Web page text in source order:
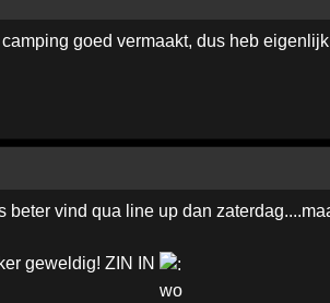
camping goed vermaakt, dus heb
beter vind qua line up dan
geweldig! ZIN IN